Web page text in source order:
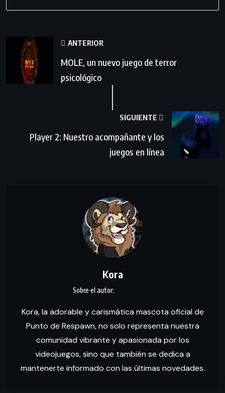
ANTERIOR
MOLE, un nuevo juego de terror
psicológico
SIGUIENTE
Player 2: Nuestro acompañante y los
juegos en línea
Kora
Kora, la adorable y carismática mascota oficial de
Punto de Respawn, no solo representa nuestra
comunidad vibrante y apasionada por los
videojuegos, sino que también se dedica a
mantenerte informado con las últimas novedades.